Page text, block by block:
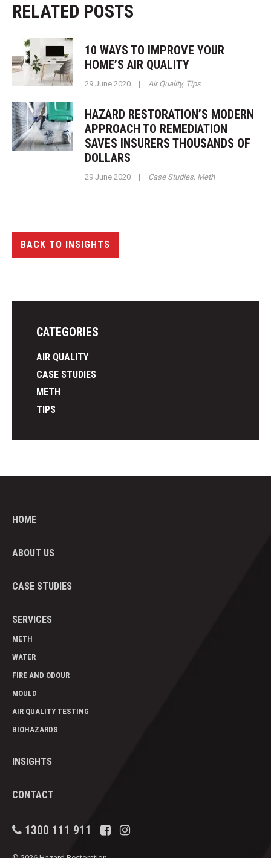
RELATED POSTS
10 WAYS TO IMPROVE YOUR
HOME’S AIR QUALITY
29 June 2020 | Air Quality, Tips
HAZARD RESTORATION’S MODERN
APPROACH TO REMEDIATION
SAVES INSURERS THOUSANDS OF
DOLLARS
29 June 2020 | Case Studies, Meth
BACK TO INSIGHTS
CATEGORIES
AIR QUALITY
CASE STUDIES
METH
TIPS
HOME
ABOUT US
CASE STUDIES
SERVICES
METH
WATER
FIRE AND ODOUR
MOULD
AIR QUALITY TESTING
BIOHAZARDS
INSIGHTS
CONTACT
1300 111 911